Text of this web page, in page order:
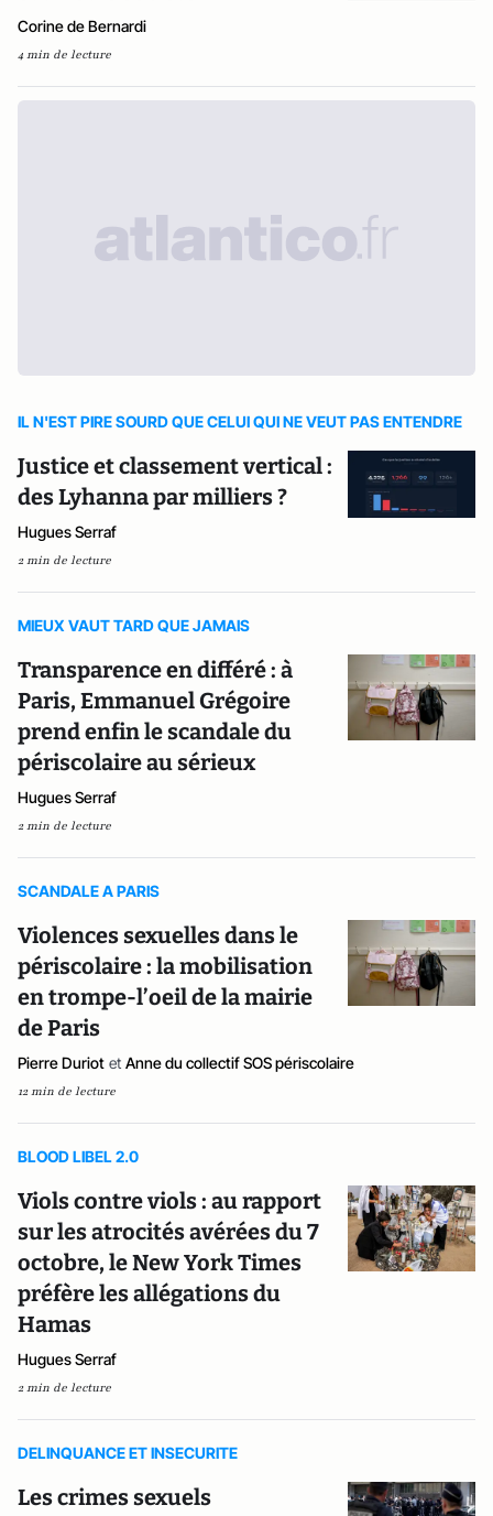
Corine de Bernardi
4 min de lecture
IL N'EST PIRE SOURD QUE CELUI QUI NE VEUT PAS ENTENDRE
Justice et classement vertical :
des Lyhanna par milliers ?
Hugues Serraf
2 min de lecture
MIEUX VAUT TARD QUE JAMAIS
Transparence en différé : à
Paris, Emmanuel Grégoire
prend enfin le scandale du
périscolaire au sérieux
Hugues Serraf
2 min de lecture
SCANDALE A PARIS
Violences sexuelles dans le
périscolaire : la mobilisation
en trompe-l’oeil de la mairie
de Paris
Pierre Duriot et Anne du collectif SOS périscolaire
12 min de lecture
BLOOD LIBEL 2.0
Viols contre viols : au rapport
sur les atrocités avérées du 7
octobre, le New York Times
préfère les allégations du
Hamas
Hugues Serraf
2 min de lecture
DELINQUANCE ET INSECURITE
Les crimes sexuels